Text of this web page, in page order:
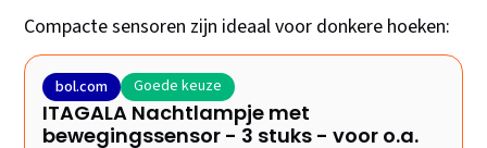
Compacte sensoren zijn ideaal voor donkere hoeken:
bol.com Goede keuze
ITAGALA Nachtlampje met
bewegingssensor - 3 stuks - voor o.a.